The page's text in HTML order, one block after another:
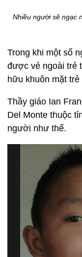
Nhiều người sẽ ngạc
Trong khi một số
được vẻ ngoài trẻ
hữu khuôn mặt
Thầy giáo Ian
Del Monte thuộc
người như thế.